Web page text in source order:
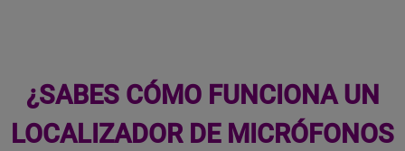
¿SABES CÓMO FUNCIONA UN
LOCALIZADOR DE MICRÓFONOS